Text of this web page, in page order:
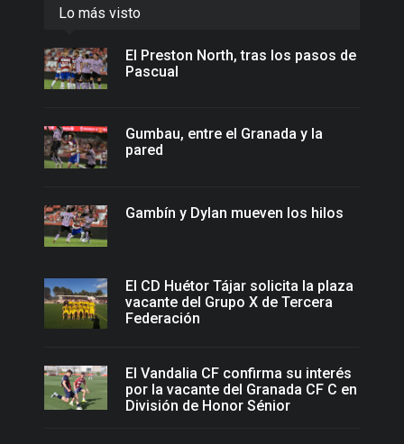
Lo más visto
El Preston North, tras los pasos de
Pascual
Gumbau, entre el Granada y la
pared
Gambín y Dylan mueven los hilos
El CD Huétor Tájar solicita la plaza
vacante del Grupo X de Tercera
Federación
El Vandalia CF confirma su interés
por la vacante del Granada CF C en
División de Honor Sénior